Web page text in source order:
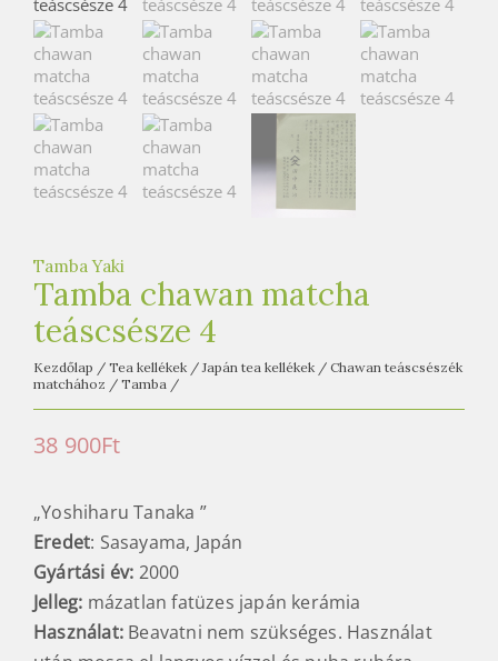
t
e
a
h
á
z
Tamba Yaki
Tamba chawan matcha
teáscsésze 4
Kezdőlap / Tea kellékek /Japán tea kellékek / Chawan teáscsészék
matchához / Tamba /
38 900Ft
„Yoshiharu Tanaka ”
Eredet: Sasayama, Japán
Gyártási év: 2000
Jelleg: mázatlan fatüzes japán kerámia
Használat: Beavatni nem szükséges. Használat